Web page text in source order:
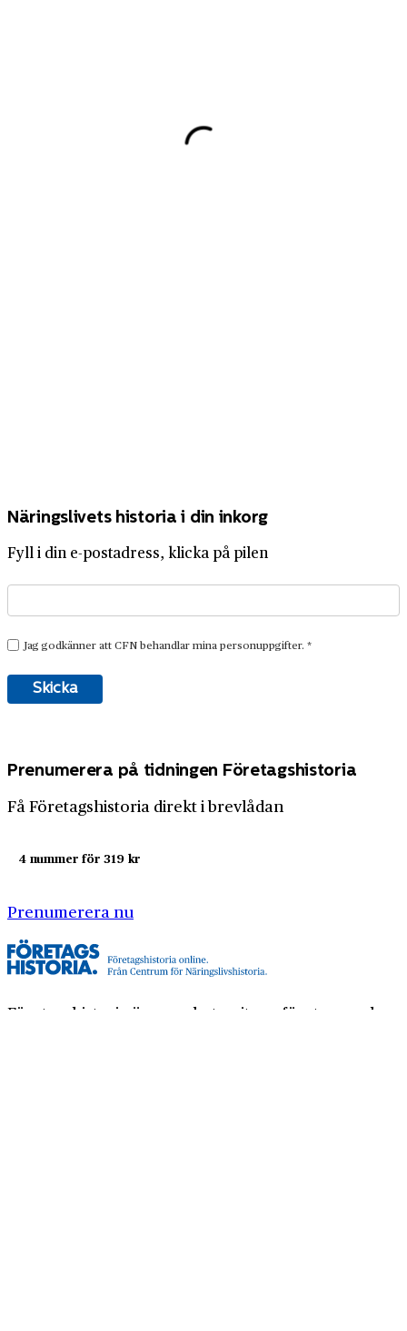
Näringslivets historia i din inkorg
Fyll i din e-postadress, klicka på pilen
Prenumerera på tidningen Företagshistoria
Få Företagshistoria direkt i brevlådan
4 nummer för 319 kr
Prenumerera nu
Företagshistoria är en nyhetssajt om företags- och